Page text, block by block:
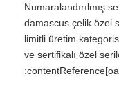
Numaralandırılmış
damascus çelik özel
limitli üretim
ve sertifikalı özel